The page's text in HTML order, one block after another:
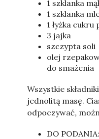
1 szklanka
1 szklanka
1 łyżka cukru
3 jajka
szczypta soli
olej
do smażenia
Wszystkie
jednolitą masę.
odpoczywać,
DO